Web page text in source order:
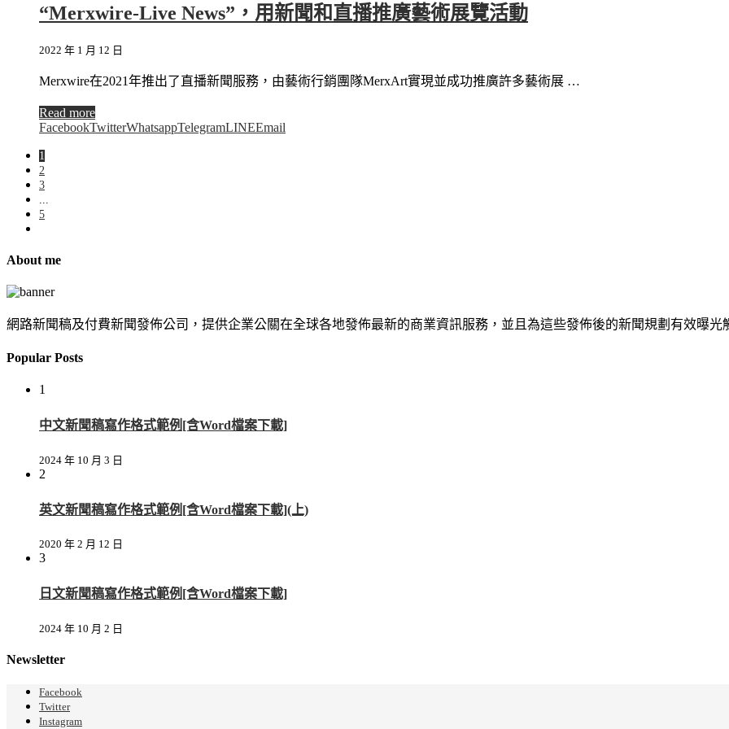
“Merxwire-Live News”，用新聞和直播推廣藝術展覽活動
2022 年 1 月 12 日
Merxwire在2021年推出了直播新聞服務，由藝術行銷團隊MerxArt實現並成功推廣許多藝術展 …
Read more
FacebookTwitterWhatsappTelegramLINEEmail
1
2
3
5
About me
網路新聞稿及付費新聞發佈公司，提供企業公關在全球各地發佈最新的商業資訊服務，並且為這些發佈後的新聞規劃有效曝光
Popular Posts
1
中文新聞稿寫作格式範例[含Word檔案下載]
2024 年 10 月 3 日
2
英文新聞稿寫作格式範例[含Word檔案下載](上)
2020 年 2 月 12 日
3
日文新聞稿寫作格式範例[含Word檔案下載]
2024 年 10 月 2 日
Newsletter
Facebook
Twitter
Instagram